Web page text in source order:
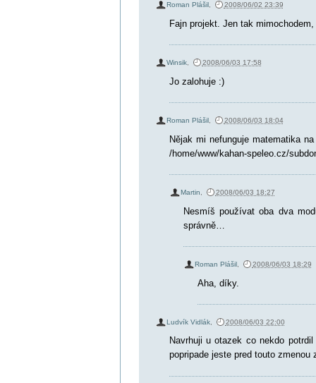
Roman Plášil , 2008/06/02 23:39
Fajn projekt. Jen tak
Winsik, 2008/06/03 17:58
Jo zalohuje :)
Roman Plášil, 2008/06/03 18:04
Nějak mi nefunguje matematika
/home/www/kahan-speleo.cz/
Martin, 2008/06/03 18:27
Nesmíš používat oba dva
správně…
Roman Plášil, 2008/06/03 18:29
Aha, díky.
Ludvík Vidlák, 2008/06/03 22:00
Navrhuji u otazek co nekdo
popripade jeste pred touto